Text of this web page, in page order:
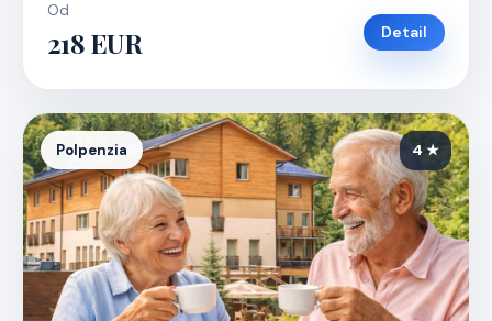
Od
218 EUR Detail
Polpenzia 4 ★